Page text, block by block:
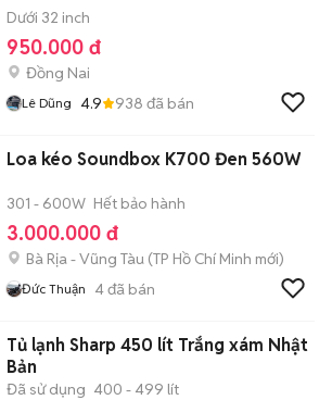
Dưới 32 inch
950.000 đ
Đồng Nai
Lê Dũng 4.9 938 đã bán
Loa kéo Soundbox K700 Đen 560W
301 - 600W Hết bảo hành
3.000.000 đ
Bà Rịa - Vũng Tàu (TP Hồ Chí Minh mới)
Đức Thuận 4đã bán
Tủ lạnh Sharp 450 lít Trắng xám Nhật
Bản
Đã sử dụng 400 - 499 lít